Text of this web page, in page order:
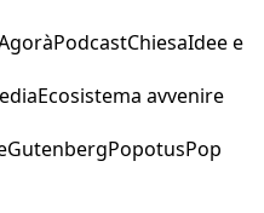
PodcastChiesaIdee e
Ecosistema avvenire
GutenbergPopotusPop